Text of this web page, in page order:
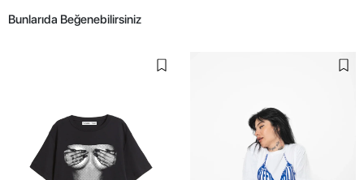
Bunlarıda Beğenebilirsiniz